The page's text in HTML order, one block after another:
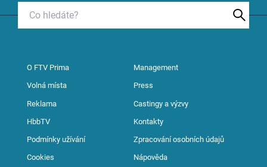
O FTV Prima Management
Volná místa Press
Reklama Castingy a výzvy
HbbTV Kontakty
Podmínky užívání Zpracování osobních údajů
Cookies Nápověda